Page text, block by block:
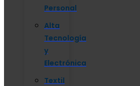
Personal
Alta
Tecnología
y
Electrónica
Textil